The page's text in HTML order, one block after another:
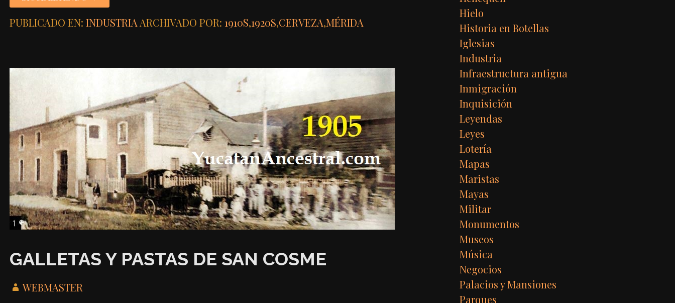
PUBLICADO EN: INDUSTRIA ARCHIVADO POR: 1910S,1920S,CERVEZA,MÉRIDA
GALLETAS Y PASTAS DE SAN COSME
WEBMASTER
Hielo
Historia en Botellas
Iglesias
Industria
Infraestructura antigua
Inmigración
Inquisición
Leyendas
Leyes
Lotería
Mapas
Maristas
Mayas
Militar
Monumentos
Museos
Música
Negocios
Palacios y Mansiones
Parques